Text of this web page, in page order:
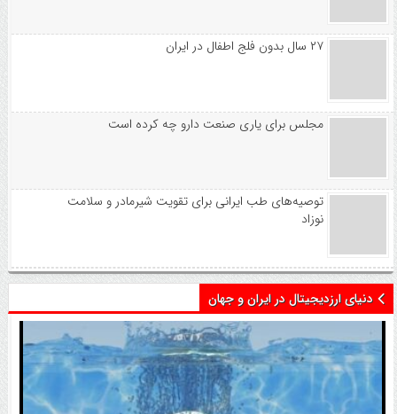
۲۷ سال بدون فلج اطفال در ایران
مجلس برای یاری صنعت دارو چه کرده است
توصیه‌های طب ایرانی برای تقویت شیرمادر و سلامت
نوزاد
دنیای ارزدیجیتال در ایران و جهان